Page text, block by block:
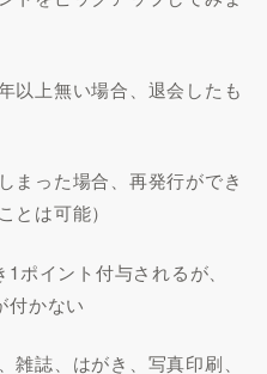
以上無い場合、退会したも
まった場合、再発行ができ
とは可能）
ポイント付与されるが、
付かない
雑誌、はがき、写真印刷、